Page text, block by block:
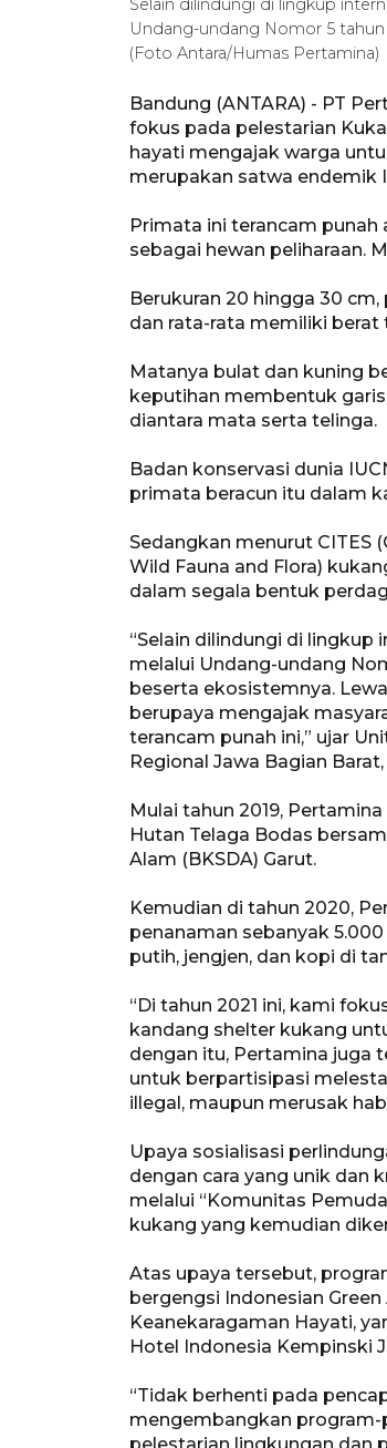
Selain dilindungi di lingkup
Undang-undang Nomor 5
(Foto Antara/Humas Pertamina)
Bandung (ANTARA) - PT
fokus pada pelestarian
hayati mengajak warga
merupakan satwa endemik
Primata ini terancam punah
sebagai hewan peliharaan.
Berukuran 20 hingga 30
dan rata-rata memiliki berat
Matanya bulat dan kuning
keputihan membentuk garis
diantara mata serta telinga.
Badan konservasi dunia
primata beracun itu dalam
Sedangkan menurut CITES
Wild Fauna and Flora)
dalam segala bentuk
“Selain dilindungi di lingkup
melalui Undang-undang
beserta ekosistemnya.
berupaya mengajak
terancam punah ini,” ujar
Regional Jawa Bagian
Mulai tahun 2019,
Hutan Telaga Bodas
Alam (BKSDA) Garut.
Kemudian di tahun 2020,
penanaman sebanyak
putih, jengjen, dan kopi di
“Di tahun 2021 ini, kami
kandang shelter kukang
dengan itu, Pertamina juga
untuk berpartisipasi
illegal, maupun merusak
Upaya sosialisasi
dengan cara yang unik dan
melalui “Komunitas
kukang yang kemudian
Atas upaya tersebut,
bergengsi Indonesian
Keanekaragaman Hayati,
Hotel Indonesia Kempinski
“Tidak berhenti pada
mengembangkan program-
pelestarian lingkungan dan